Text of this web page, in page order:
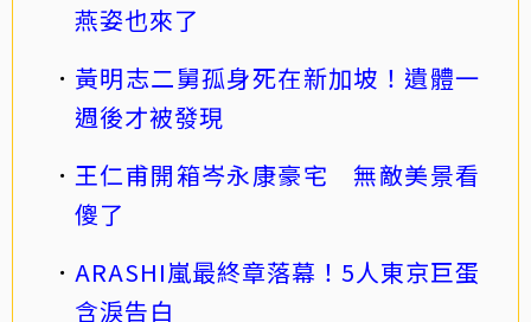
燕姿也來了
黃明志二舅孤身死在新加坡！遺體一
週後才被發現
王仁甫開箱岑永康豪宅 無敵美景看
傻了
ARASHI嵐最終章落幕！5人東京巨蛋
含淚告白